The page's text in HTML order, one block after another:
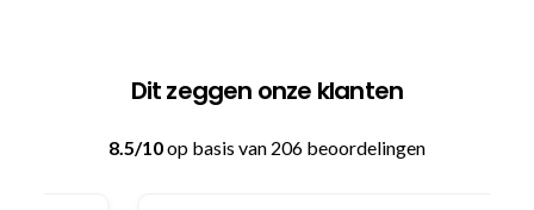
Dit zeggen onze klanten
8.5/10op basis van 206 beoordelingen